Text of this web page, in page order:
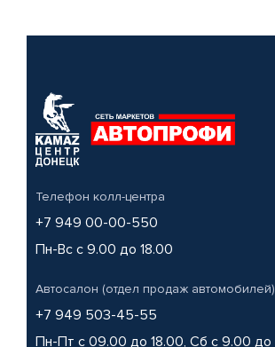
Телефон колл-центра
+7 949 00-00-550
Пн-Вс с 9.00 до 18.00
Автосалон (отдел продаж автомобилей)
+7 949 503-45-55
Пн-Пт с 09.00 до 18.00, Сб с 9.00 до